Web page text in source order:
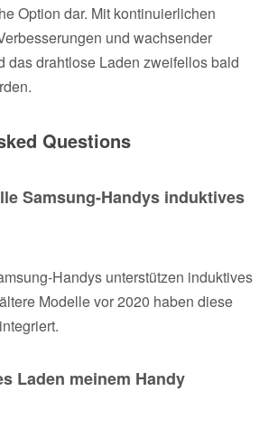
Option dar. Mit kontinuierlichen
und wachsender
das drahtlose Laden zweifellos bald
Questions
Samsung-Handys induktives
Handys unterstützen induktives
Modelle vor 2020 haben diese
Laden meinem Handy